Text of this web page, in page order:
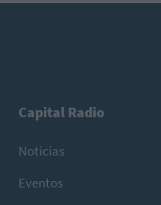
Capital Radio
Noticias
Eventos